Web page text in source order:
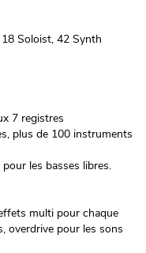
Soloist, 42 Synth
7 registres
plus de 100 instruments
les basses libres.
multi pour chaque
overdrive pour les sons